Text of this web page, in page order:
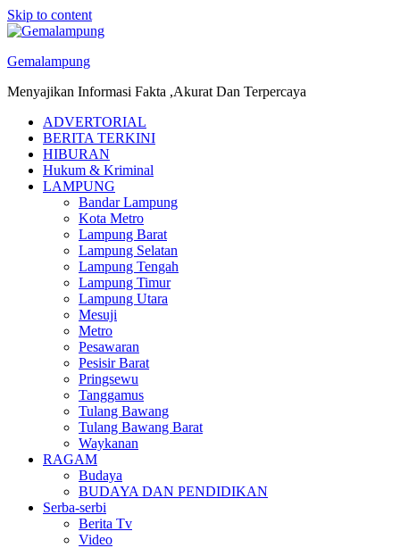
Skip to content
Gemalampung
Menyajikan Informasi Fakta ,Akurat Dan Terpercaya
ADVERTORIAL
BERITA TERKINI
HIBURAN
Hukum & Kriminal
LAMPUNG
Bandar Lampung
Kota Metro
Lampung Barat
Lampung Selatan
Lampung Tengah
Lampung Timur
Lampung Utara
Mesuji
Metro
Pesawaran
Pesisir Barat
Pringsewu
Tanggamus
Tulang Bawang
Tulang Bawang Barat
Waykanan
RAGAM
Budaya
BUDAYA DAN PENDIDIKAN
Serba-serbi
Berita Tv
Video